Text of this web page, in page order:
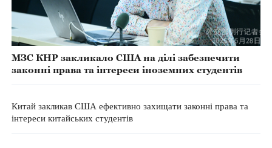
МЗС КНР закликало США на ділі забезпечити
законні права та інтереси іноземних студентів
Китай закликав США ефективно захищати законні права та
інтереси китайських студентів